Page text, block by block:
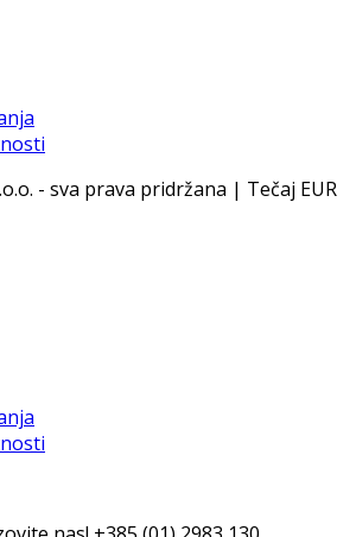
- sva prava pridržana | Tečaj EUR